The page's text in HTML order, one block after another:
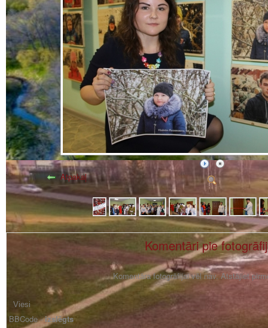
Atpakaļ
Komentāri pie
Komentāra fotogrāfijai vēl nav. Atstājiet
BBCode -izslēgts